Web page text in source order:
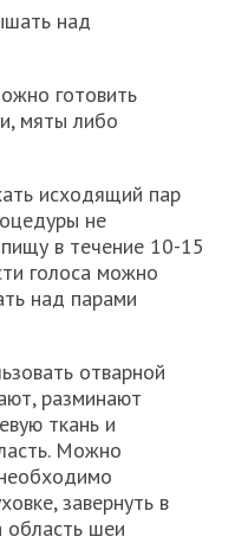
над
готовить
мяты либо
исходящий пар
не
в течение 10-15
голоса можно
над парами
отварной
разминают
ткань и
Можно
завернуть в
область шеи